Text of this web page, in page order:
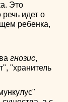
Это
идет о
ребенка,
гнозис,
"хранитель